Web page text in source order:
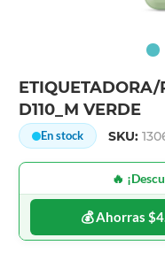
D110_M VERDE
En stock SKU:
🔥
💰 Ahorras